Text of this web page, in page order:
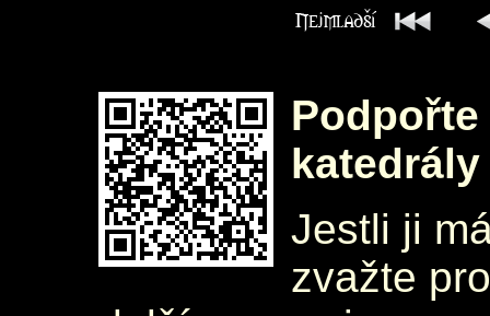
katedrály
Jestli ji
zvažte